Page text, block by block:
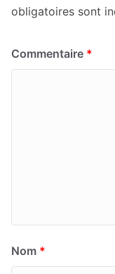
obligatoires sont
Commentaire *
Nom *